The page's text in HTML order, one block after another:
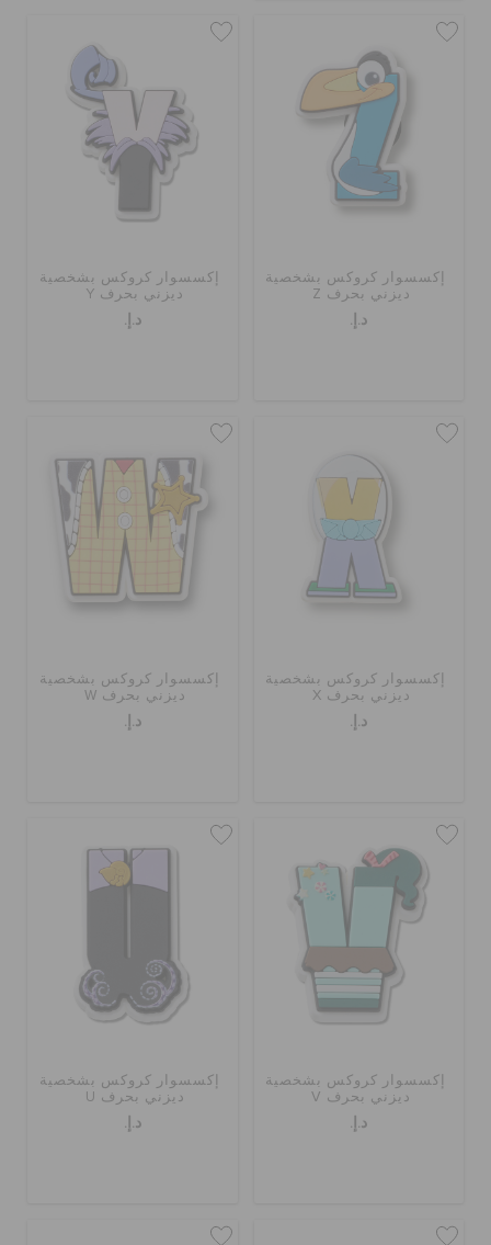
إكسسوار كروكس بشخصية
ديزني بحرف Z
د.إ.
إكسسوار كروكس بشخصية
ديزني بحرف Y
د.إ.
إكسسوار كروكس بشخصية
ديزني بحرف X
د.إ.
إكسسوار كروكس بشخصية
ديزني بحرف W
د.إ.
إكسسوار كروكس بشخصية
ديزني بحرف V
د.إ.
إكسسوار كروكس بشخصية
ديزني بحرف U
د.إ.